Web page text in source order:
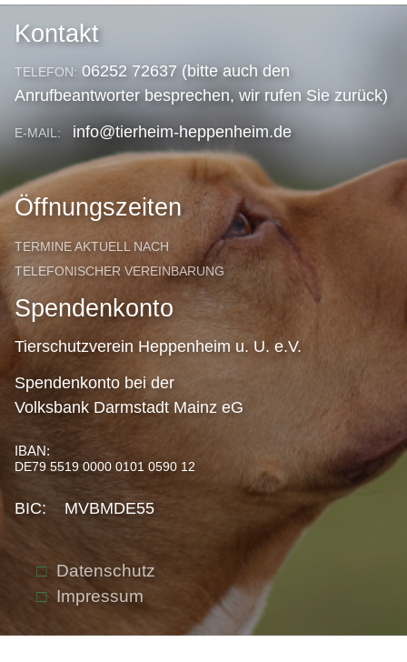
Kontakt
TELEFON: 06252 72637 (bitte auch den
Anrufbeantworter besprechen, wir rufen Sie zurück)
E-MAIL: info@tierheim-heppenheim.de
Öffnungszeiten
TERMINE AKTUELL NACH
TELEFONISCHER VEREINBARUNG
Spendenkonto
Tierschutzverein Heppenheim u. U. e.V.
Spendenkonto bei der
Volksbank Darmstadt Mainz eG
IBAN:
DE79 5519 0000 0101 0590 12
BIC: MVBMDE55
Datenschutz
Impressum